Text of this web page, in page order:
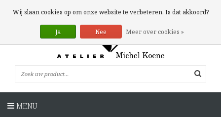
0 Artikelen
MENU
Wij slaan cookies op om onze website te verbeteren. Is dat akkoord?
Ja Nee Meer over cookies »